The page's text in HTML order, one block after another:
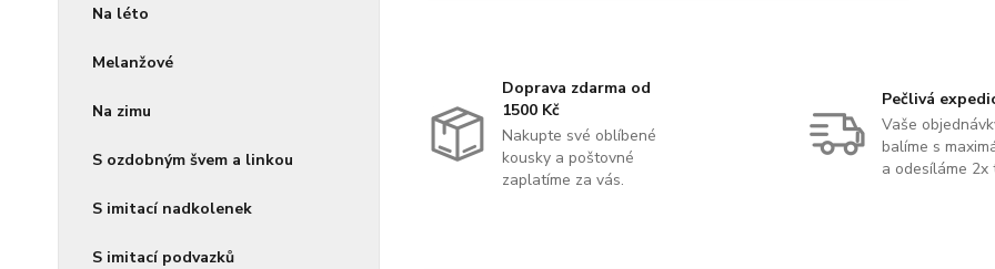
Na léto
Melanžové
Na zimu
S ozdobným švem a linkou
S imitací nadkolenek
S imitací podvazků
Doprava zdarma od
1500 Kč
Nakupte své oblíbené
kousky a poštovné
zaplatíme za vás.
Pečlivá
Vaše
balíme s
a odesíláme 2x